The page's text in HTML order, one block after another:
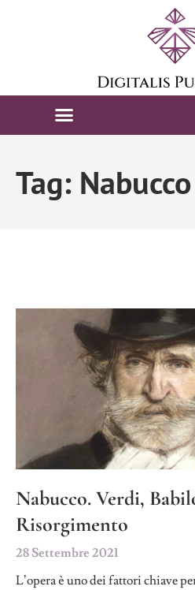
Tag: Nabucco
Nabucco. Verdi,
Risorgimento
28 Settembre 2021
L’opera è uno dei fattori chiave